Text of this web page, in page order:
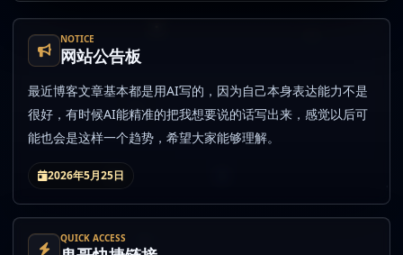
NOTICE
网站公告板
最近博客文章基本都是用AI写的，因为自己本身表达能力不是
很好，有时候AI能精准的把我想要说的话写出来，感觉以后可
能也会是这样一个趋势，希望大家能够理解。
2026年5月25日
QUICK ACCESS